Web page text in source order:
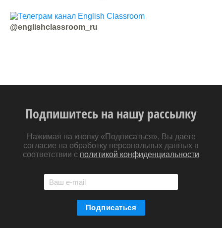
@englishclassroom_ru
Подпишитесь на нашу рассылку
Нажимая на кнопку «Подписаться», Вы даете
согласие на обработку персональных данных в
соответствии с политикой конфиденциальности